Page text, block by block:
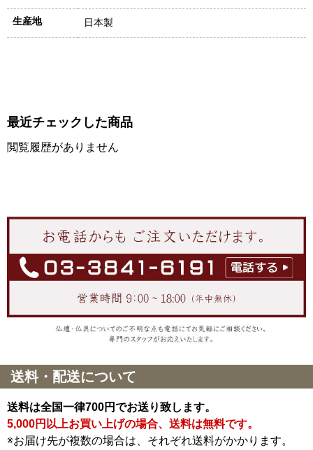
生産地 日本製
最近チェックした商品
閲覧履歴がありません
送料・配送について
送料は全国一律700円でお送り致します。
5,000円以上お買い上げの場合、送料は無料です。
※お届け先が複数の場合は、それぞれ送料がかかります。